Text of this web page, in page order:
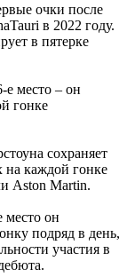
очки после
в 2022 году.
в пятерке
е место – он
гонке
сохраняет
каждой гонке
Aston Martin.
место он
подряд в день,
участия в